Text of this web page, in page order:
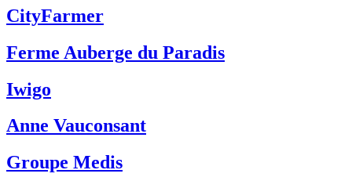
CityFarmer
Ferme Auberge du Paradis
Iwigo
Anne Vauconsant
Groupe Medis